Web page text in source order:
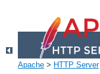
Apache > HTTP Server